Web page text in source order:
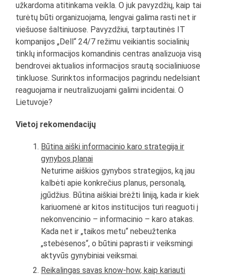
užkardoma atitinkama veikla. O juk pavyzdžių, kaip tai
turėtų būti organizuojama, lengvai galima rasti net ir
viešuose šaltiniuose. Pavyzdžiui, tarptautinės IT
kompanijos „Dell“ 24/7 režimu veikiantis socialinių
tinklų informacijos komandinis centras analizuoja visą
bendrovei aktualios informacijos srautą socialiniuose
tinkluose. Surinktos informacijos pagrindu nedelsiant
reaguojama ir neutralizuojami galimi incidentai. O
Lietuvoje?
Vietoj rekomendacijų
Būtina aiški informacinio karo strategija ir
gynybos planai
Neturime aiškios gynybos strategijos, ką jau
kalbėti apie konkrečius planus, personalą,
įgūdžius. Būtina aiškiai brėžti liniją, kada ir kiek
kariuomenė ar kitos institucijos turi reaguoti į
nekonvencinio – informacinio – karo atakas.
Kada net ir „taikos metu“ nebeužtenka
„stebėsenos“, o būtini paprasti ir veiksmingi
aktyvūs gynybiniai veiksmai.
Reikalingas savas know-how, kaip kariauti